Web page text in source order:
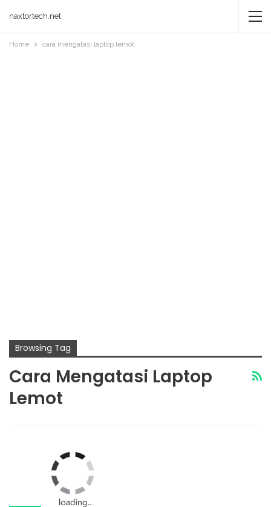
naxtortech.net
Home cara mengatasi laptop lemot
Browsing Tag
Cara Mengatasi Laptop
Lemot